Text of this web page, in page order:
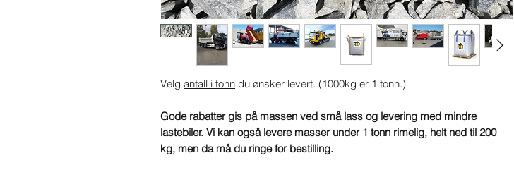
Velg antall i tonn du ønsker levert. (1000kg er 1 tonn.)
Gode rabatter gis på massen ved små lass og levering med mindre
lastebiler. Vi kan også levere masser under 1 tonn rimelig, helt ned til 200
kg, men da må du ringe for bestilling.